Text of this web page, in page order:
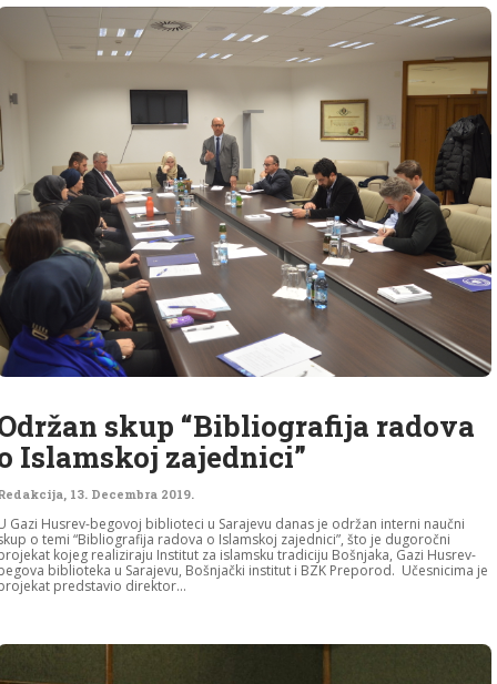
skup “Bibliografija radova
Islamskoj zajednici”
, 13. Decembra 2019.
Gazi Husrev-begovoj biblioteci u Sarajevu danas je održan interni naučni
o temi “Bibliografija radova o Islamskoj zajednici”, što je dugoročni
kojeg realiziraju Institut za islamsku tradiciju Bošnjaka, Gazi Husrev-
biblioteka u Sarajevu, Bošnjački institut i BZK Preporod. Učesnicima je
predstavio direktor...